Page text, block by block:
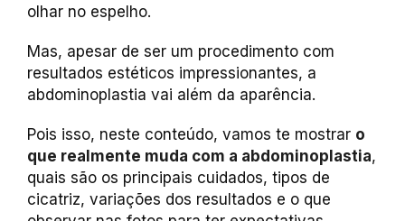
olhar no espelho.
Mas, apesar de ser um procedimento com
resultados estéticos impressionantes, a
abdominoplastia vai além da aparência.
Pois isso, neste conteúdo, vamos te mostrar o
que realmente muda com a abdominoplastia,
quais são os principais cuidados, tipos de
cicatriz, variações dos resultados e o que